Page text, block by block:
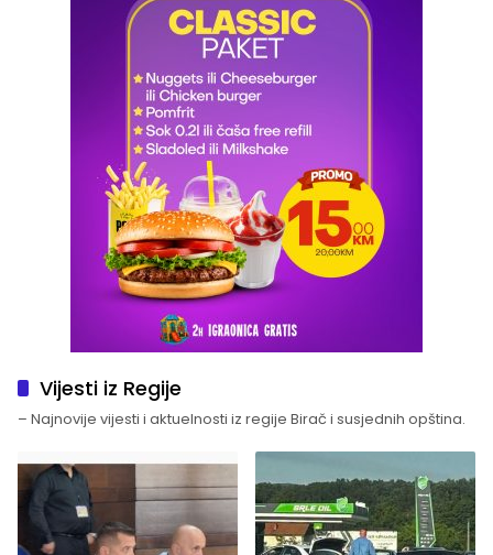
Vijesti iz Regije
– Najnovije vijesti i aktuelnosti iz regije Birač i susjednih opština.